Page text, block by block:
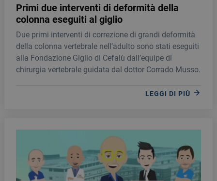
Primi due interventi di deformità della
colonna eseguiti al giglio
Due primi interventi di correzione di grandi deformità
della colonna vertebrale nell’adulto sono stati eseguiti
alla Fondazione Giglio di Cefalù dall’equipe di
chirurgia vertebrale guidata dal dottor Corrado Musso.
LEGGI DI PIÙ